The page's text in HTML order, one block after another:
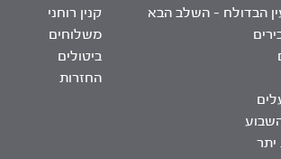
הבדולח – השלב הבא
קנין רוחני
משלוחים
ביטולים
החזרות